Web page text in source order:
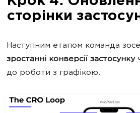
сторінки
Наступним етапом команда
зростанні конверсії застосунку
до роботи з графікою.